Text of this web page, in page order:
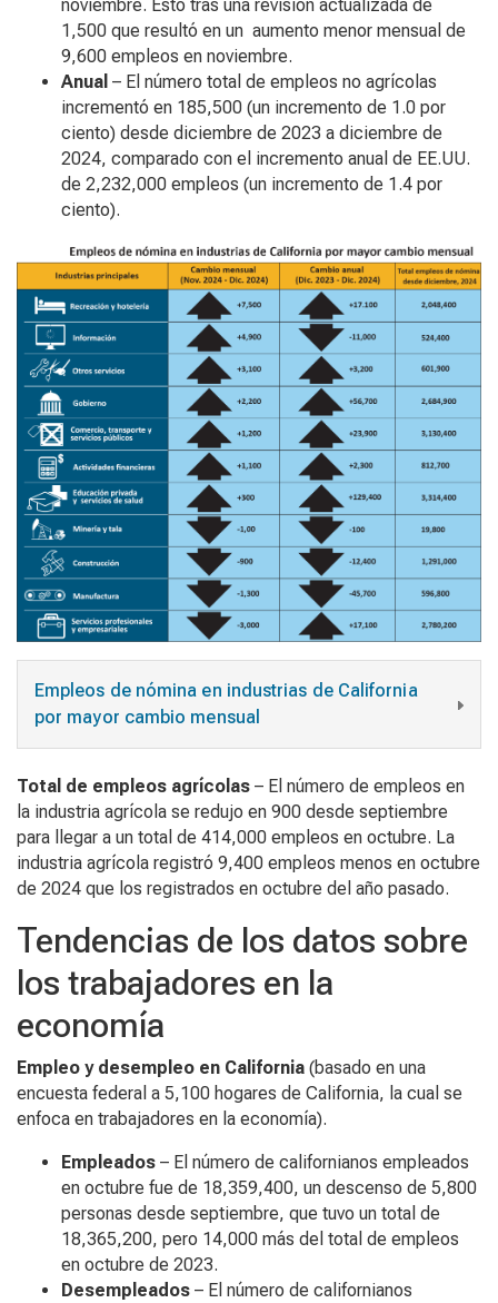
noviembre. Esto tras una revisión actualizada de
1,500 que resultó en un aumento menor mensual de
9,600 empleos en noviembre.
Anual – El número total de empleos no agrícolas
incrementó en 185,500 (un incremento de 1.0 por
ciento) desde diciembre de 2023 a diciembre de
2024, comparado con el incremento anual de EE.UU.
de 2,232,000 empleos (un incremento de 1.4 por
ciento).
Empleos de nómina en industrias de California
por mayor cambio mensual
Total de empleos agrícolas – El número de empleos en
la industria agrícola se redujo en 900 desde septiembre
para llegar a un total de 414,000 empleos en octubre. La
industria agrícola registró 9,400 empleos menos en octubre
de 2024 que los registrados en octubre del año pasado.
Tendencias de los datos sobre
los trabajadores en la
economía
Empleo y desempleo en California (basado en una
encuesta federal a 5,100 hogares de California, la cual se
enfoca en trabajadores en la economía).
Empleados – El número de californianos empleados
en octubre fue de 18,359,400, un descenso de 5,800
personas desde septiembre, que tuvo un total de
18,365,200, pero 14,000 más del total de empleos
en octubre de 2023.
Desempleados – El número de californianos